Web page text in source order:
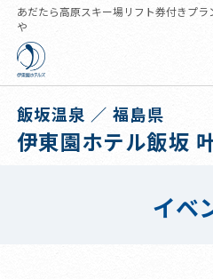
あだたら高原スキー場リフト券付きプ
や
飯坂温泉 ／ 福島県
伊東園ホテル飯坂
イベ